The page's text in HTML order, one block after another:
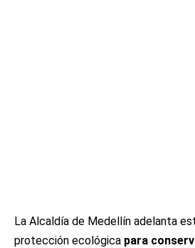
La Alcaldía de Medellín adelanta
protección ecológica para